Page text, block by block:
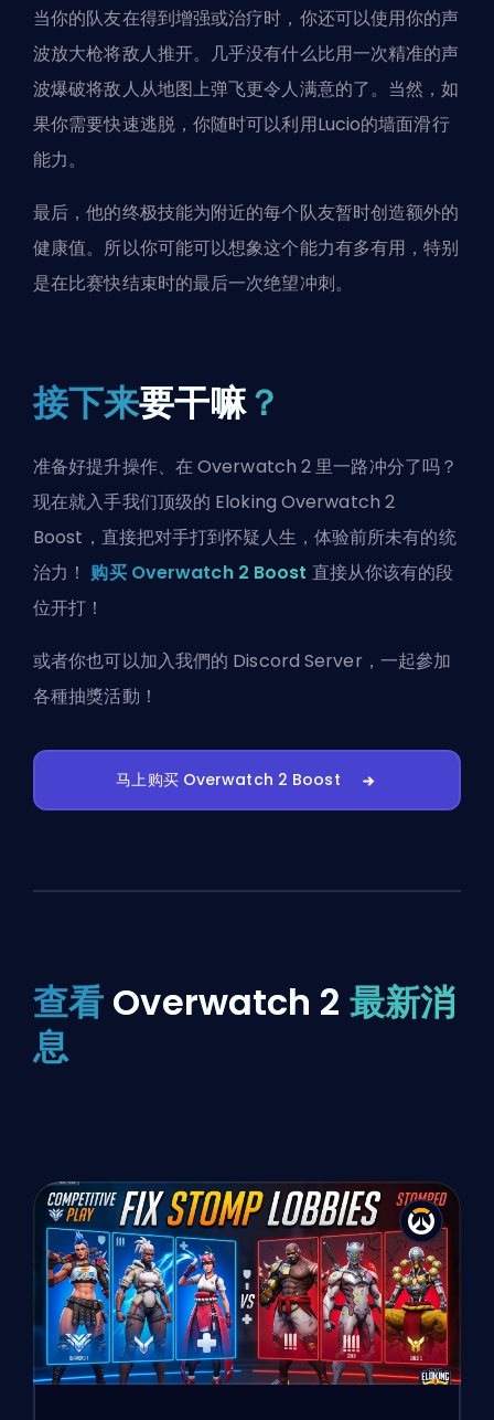
当你的队友在得到增强或治疗时，你还可以使用你的声
波放大枪将敌人推开。几乎没有什么比用一次精准的声
波爆破将敌人从地图上弹飞更令人满意的了。当然，如
果你需要快速逃脱，你随时可以利用Lucio的墙面滑行
能力。
最后，他的终极技能为附近的每个队友暂时创造额外的
健康值。所以你可能可以想象这个能力有多有用，特别
是在比赛快结束时的最后一次绝望冲刺。
接下来要干嘛？
准备好提升操作、在 Overwatch 2 里一路冲分了吗？
现在就入手我们顶级的 Eloking Overwatch 2
Boost，直接把对手打到怀疑人生，体验前所未有的统
治力！购买 Overwatch 2 Boost 直接从你该有的段
位开打！
或者你也可以加入我們的 Discord Server ，一起參加
各種抽獎活動！
马上购买 Overwatch 2 Boost
查看 Overwatch 2 最新消
息